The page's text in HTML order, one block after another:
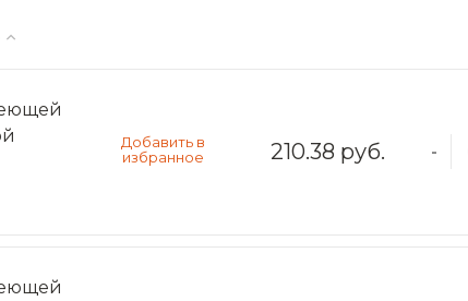
210.38 руб. -